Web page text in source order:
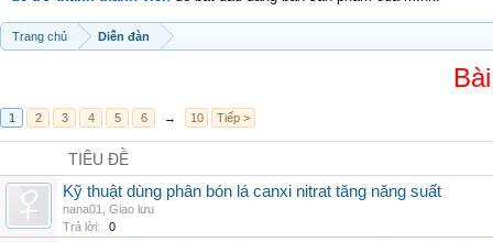
Trang chủ Diễn đàn
1 2 3 4 5 6 → 10 Tiếp >
TIÊU ĐỀ
Kỹ thuật dùng phân bón lá canxi nitrat tăng năng suất
nana01
Giao lưu
Trả lời:
0